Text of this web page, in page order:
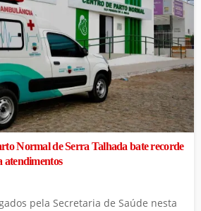
Normal de Serra Talhada bate recorde
atendimentos
pela Secretaria de Saúde nesta